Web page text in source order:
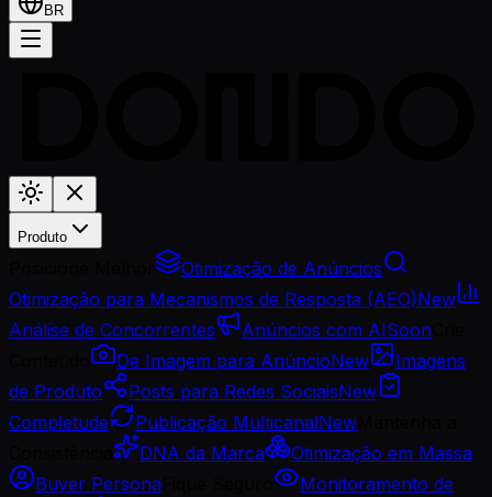
BR
Produto
Otimização de Anúncios
Otimização para Mecanismos de Resposta (AEO)New
Análise de Concorrentes
Anúncios com AISoon
De Imagem para AnúncioNew
Imagens
de Produto
Posts para Redes SociaisNew
Completude
Publicação MulticanalNew
DNA da Marca
Otimização em Massa
Buyer Persona
Monitoramento de